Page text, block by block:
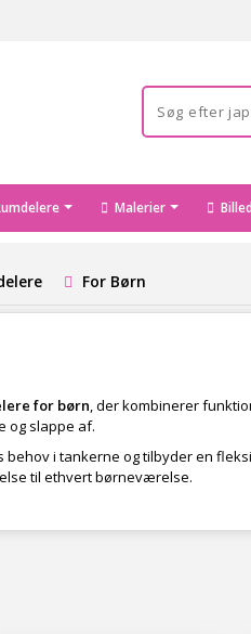
Malerier
For Børn
for børn, der kombinerer
og slappe af.
i tankerne og tilbyder en
til ethvert børneværelse.